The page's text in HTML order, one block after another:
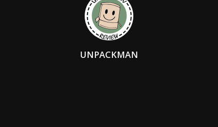
UNPACKMAN